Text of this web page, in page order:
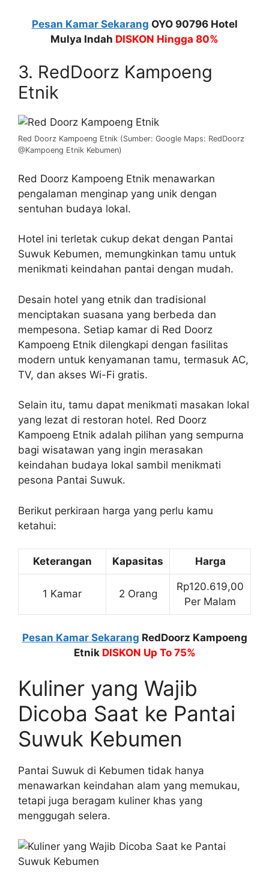
Pesan Kamar Sekarang OYO 90796 Hotel
Mulya Indah DISKON Hingga 80%
3. RedDoorz Kampoeng
Etnik
Red Doorz Kampoeng Etnik (Sumber: Google Maps: RedDoorz
@Kampoeng Etnik Kebumen)
Red Doorz Kampoeng Etnik menawarkan
pengalaman menginap yang unik dengan
sentuhan budaya lokal.
Hotel ini terletak cukup dekat dengan Pantai
Suwuk Kebumen, memungkinkan tamu untuk
menikmati keindahan pantai dengan mudah.
Desain hotel yang etnik dan tradisional
menciptakan suasana yang berbeda dan
mempesona. Setiap kamar di Red Doorz
Kampoeng Etnik dilengkapi dengan fasilitas
modern untuk kenyamanan tamu, termasuk AC,
TV, dan akses Wi-Fi gratis.
Selain itu, tamu dapat menikmati masakan lokal
yang lezat di restoran hotel. Red Doorz
Kampoeng Etnik adalah pilihan yang sempurna
bagi wisatawan yang ingin merasakan
keindahan budaya lokal sambil menikmati
pesona Pantai Suwuk.
Berikut perkiraan harga yang perlu kamu
ketahui:
Keterangan Kapasitas Harga
1 Kamar 2 Orang
Rp120.619,00
Per Malam
Pesan Kamar Sekarang RedDoorz Kampoeng
Etnik DISKON Up To 75%
Kuliner yang Wajib
Dicoba Saat ke Pantai
Suwuk Kebumen
Pantai Suwuk di Kebumen tidak hanya
menawarkan keindahan alam yang memukau,
tetapi juga beragam kuliner khas yang
menggugah selera.